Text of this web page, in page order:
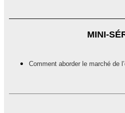
MINI-
Comment aborder le marché de